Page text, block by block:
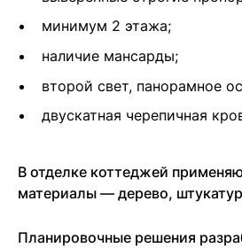
минимум 2 этажа;
наличие мансарды;
второй свет, панорамное
двускатная черепичная
В отделке коттеджей
материалы — дерево,
Планировочные решения